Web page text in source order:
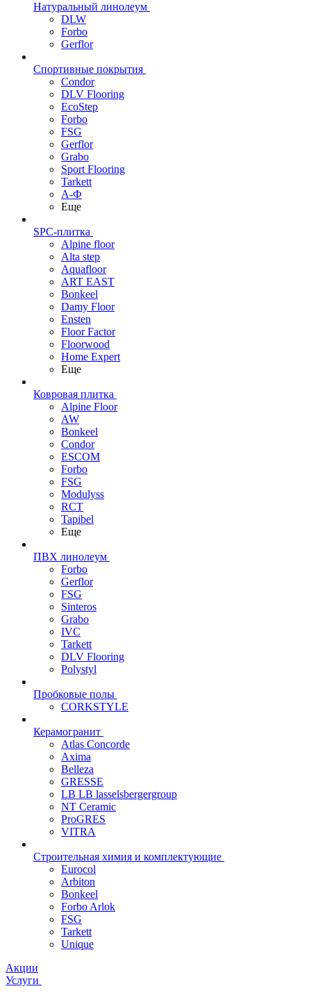
Натуральный линолеум
DLW
Forbo
Gerflor
Спортивные покрытия
Condor
DLV Flooring
EcoStep
Forbo
FSG
Gerflor
Grabo
Sport Flooring
Tarkett
А-Ф
Еще
SPC-плитка
Alpine floor
Alta step
Aquafloor
ART EAST
Bonkeel
Damy Floor
Ensten
Floor Factor
Floorwood
Home Expert
Еще
Ковровая плитка
Alpine Floor
AW
Bonkeel
Condor
ESCOM
Forbo
FSG
Modulyss
RCT
Tapibel
Еще
ПВХ линолеум
Forbo
Gerflor
FSG
Sinteros
Grabo
IVC
Tarkett
DLV Flooring
Polystyl
Пробковые полы
CORKSTYLE
Керамогранит
Atlas Concorde
Axima
Belleza
GRESSE
LB LB lasselsbergergroup
NT Ceramic
ProGRES
VITRA
Строительная химия и комплектующие
Eurocol
Arbiton
Bonkeel
Forbo Arlok
FSG
Tarkett
Unique
Акции
Услуги